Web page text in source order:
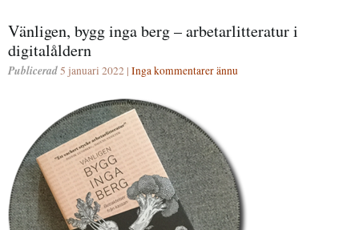
Vänligen, bygg inga berg – arbetarlitteratur i
digitalåldern
Publicerad 5 januari 2022 | Inga kommentarer ännu